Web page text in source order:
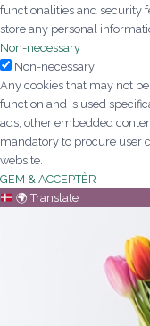
functionalities and security
store any personal
Non-necessary
Non-necessary
Any cookies that may not
function and is used
ads, other embedded
mandatory to procure user
website.
GEM & ACCEPTÈR
🌍 Translate